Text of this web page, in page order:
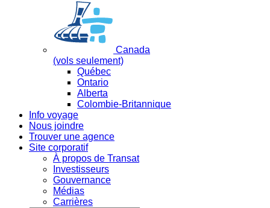
Canada
(vols seulement)
Québec
Ontario
Alberta
Colombie-Britannique
Info voyage
Nous joindre
Trouver une agence
Site corporatif
À propos de Transat
Investisseurs
Gouvernance
Médias
Carrières